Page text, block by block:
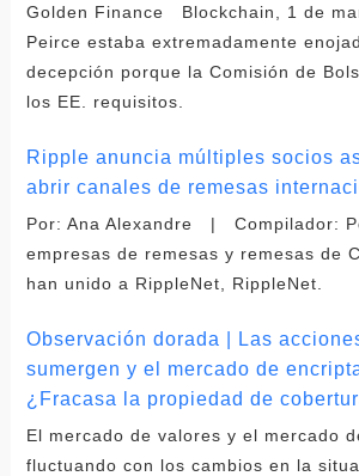
Golden Finance Blockchain, 1 de
Peirce estaba extremadamente
decepción porque la Comisión de
los EE. requisitos.
Ripple anuncia múltiples socios
abrir canales de remesas
Por: Ana Alexandre | Compilador:
empresas de remesas y remesas de
han unido a RippleNet, RippleNet.
Observación dorada | Las
sumergen y el mercado de
¿Fracasa la propiedad de
El mercado de valores y el mercado
fluctuando con los cambios en la